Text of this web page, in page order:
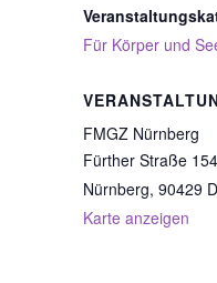
Für Körper und
FMGZ Nürnberg
Fürther Straße
Nürnberg, 90429
Karte anzeigen